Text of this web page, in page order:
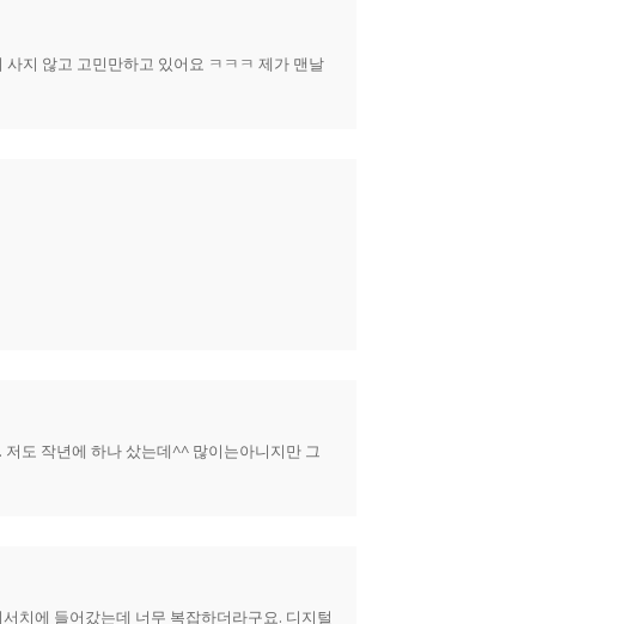
지 않고 고민만하고 있어요 ㅋㅋㅋ 제가 맨날
도 작년에 하나 샀는데^^ 많이는아니지만 그
치에 들어갔는데 너무 복잡하더라구요. 디지털